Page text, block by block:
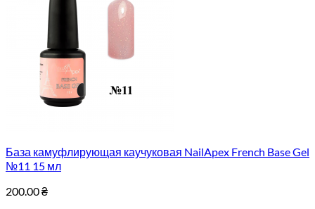
База камуфлирующая каучуковая NailApex French Base Gel
№11 15 мл
200.00₴